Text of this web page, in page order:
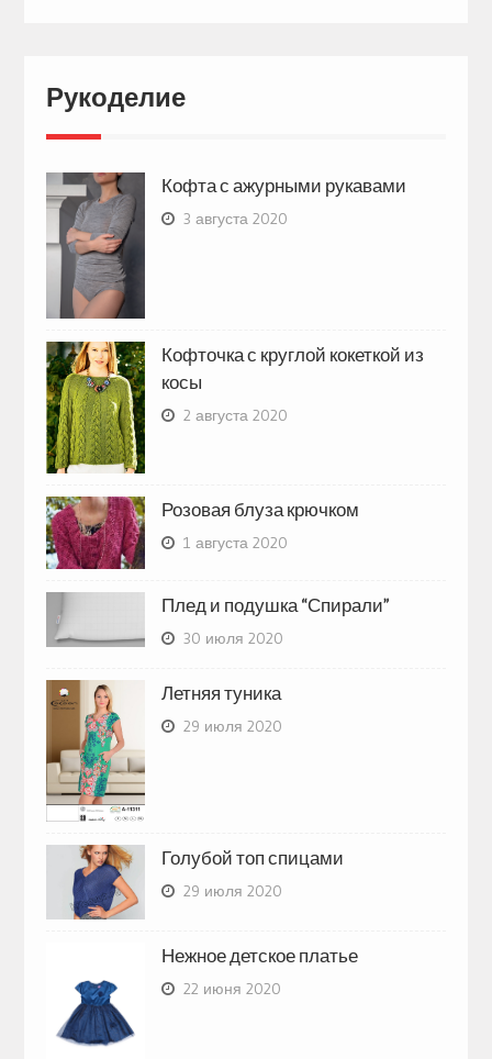
Рукоделие
Кофта с ажурными рукавами
3 августа 2020
Кофточка с круглой кокеткой из
косы
2 августа 2020
Розовая блуза крючком
1 августа 2020
Плед и подушка “Спирали”
30 июля 2020
Летняя туника
29 июля 2020
Голубой топ спицами
29 июля 2020
Нежное детское платье
22 июня 2020